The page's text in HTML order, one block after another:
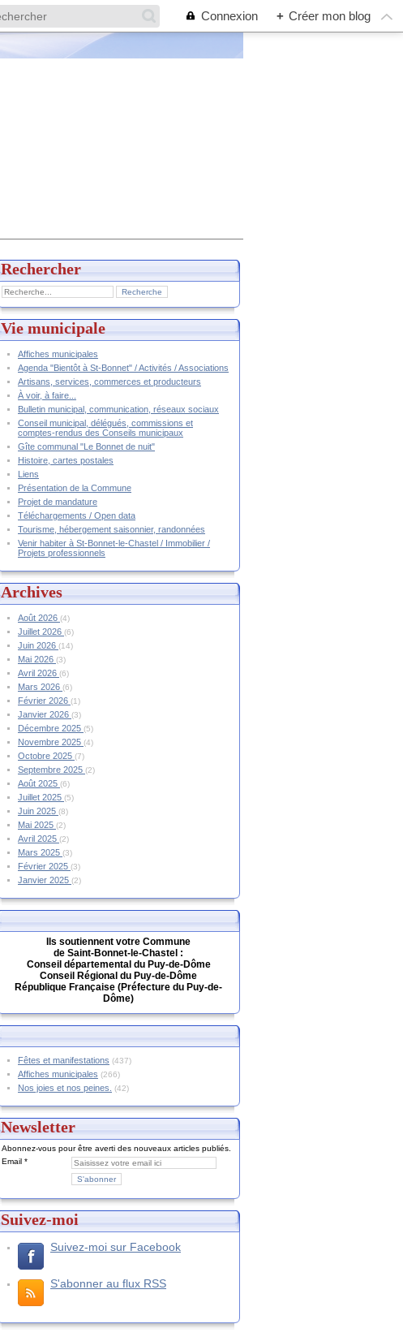
Connexion + Créer mon blog
Rechercher
Vie municipale
Affiches municipales
Agenda "Bientôt à St-Bonnet" / Activités / Associations
Artisans, services, commerces et producteurs
À voir, à faire...
Bulletin municipal, communication, réseaux sociaux
Conseil municipal, délégués, commissions et
comptes-rendus des Conseils municipaux
Gîte communal "Le Bonnet de nuit"
Histoire, cartes postales
Liens
Présentation de la Commune
Projet de mandature
Téléchargements / Open data
Tourisme, hébergement saisonnier, randonnées
Venir habiter à St-Bonnet-le-Chastel / Immobilier /
Projets professionnels
Archives
Août 2026 (4)
Juillet 2026 (6)
Juin 2026 (14)
Mai 2026 (3)
Avril 2026 (6)
Mars 2026 (6)
Février 2026 (1)
Janvier 2026 (3)
Décembre 2025 (5)
Novembre 2025 (4)
Octobre 2025 (7)
Septembre 2025 (2)
Août 2025 (6)
Juillet 2025 (5)
Juin 2025 (8)
Mai 2025 (2)
Avril 2025 (2)
Mars 2025 (3)
Février 2025 (3)
Janvier 2025 (2)
Ils soutiennent votre Commune
de Saint-Bonnet-le-Chastel :
Conseil départemental du Puy-de-Dôme
Conseil Régional du Puy-de-Dôme
République Française (Préfecture du Puy-de-
Dôme)
Fêtes et manifestations (437)
Affiches municipales (266)
Nos joies et nos peines. (42)
Newsletter
Abonnez-vous pour être averti des nouveaux articles publiés.
Email
Suivez-moi
Suivez-moi sur Facebook
S'abonner au flux RSS